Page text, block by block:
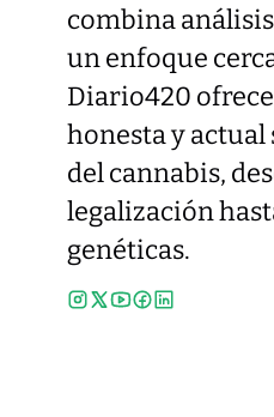
combina
un enfoque
Diario420
honesta y
del cannabis,
legalización
genéticas.